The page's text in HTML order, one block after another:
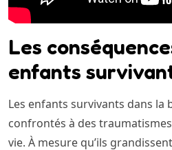
Les
enfants
Les enfants survivants dans la
confrontés à des
vie. À mesure qu’ils